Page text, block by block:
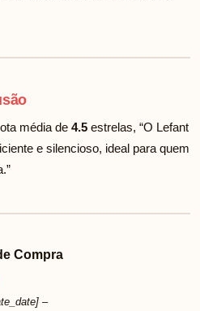
média de 4.5 estrelas, “O Lefant
e silencioso, ideal para quem
Compra
–